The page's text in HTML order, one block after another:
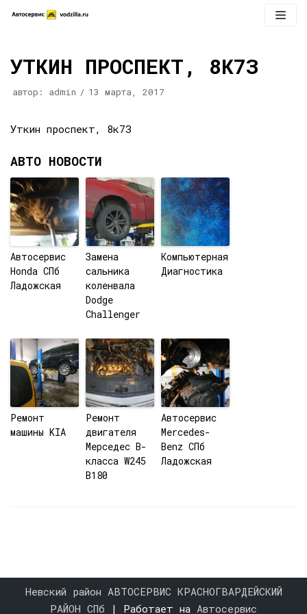
Перейти
УТКИН ПРОСПЕКТ, 8К7З
автор: admin 13 марта, 2017
Уткин проспект, 8к7З
АВТО НОВОСТИ
Автосервис
Honda СПб
Ладожская
Замена
сальника
коленвала
Dodge
Challenger
Компьютерная
Диагностика
Ремонт
машины KIA
Ремонт
двигателя
Мерседес B-
класса W245
B180
Автосервис
Mercedes-
Benz СПб
Ладожская
Невский район АВТОСЕРВИС КРАСНОГВАРДЕЙСКИЙ
РАЙОН СПб
| Работает на Автосервис